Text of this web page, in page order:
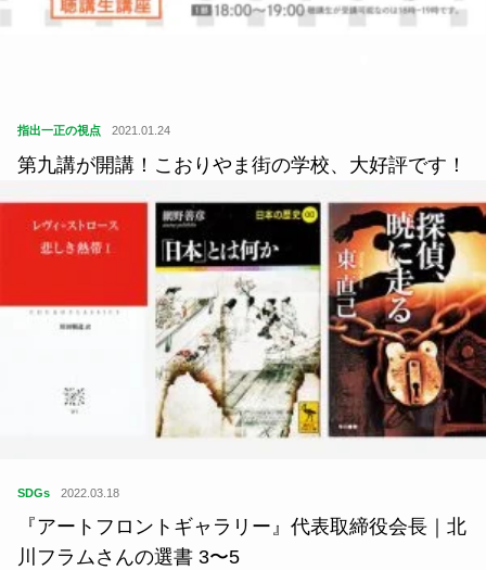
指出一正の視点 2021.01.24
第九講が開講！こおりやま街の学校、大好評です！
SDGs 2022.03.18
『アートフロントギャラリー』代表取締役会長｜北
川フラムさんの選書 3〜5